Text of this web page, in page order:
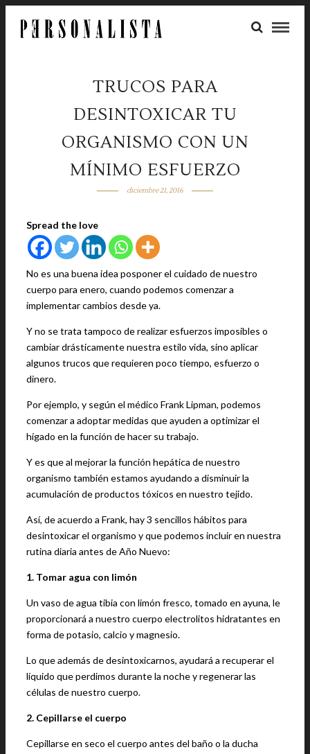
TRUCOS PARA
DESINTOXICAR TU
ORGANISMO CON UN
MÍNIMO ESFUERZO
diciembre 21, 2016
Spread the love
No es una buena idea posponer el cuidado de nuestro
cuerpo para enero, cuando podemos comenzar a
implementar cambios desde ya.
Y no se trata tampoco de realizar esfuerzos imposibles o
cambiar drásticamente nuestra estilo vida, sino aplicar
algunos trucos que requieren poco tiempo, esfuerzo o
dinero.
Por ejemplo, y según el médico Frank Lipman, podemos
comenzar a adoptar medidas que ayuden a optimizar el
hígado en la función de hacer su trabajo.
Y es que al mejorar la función hepática de nuestro
organismo también estamos ayudando a disminuir la
acumulación de productos tóxicos en nuestro tejido.
Así, de acuerdo a Frank, hay 3 sencillos hábitos para
desintoxicar el organismo y que podemos incluir en nuestra
rutina diaria antes de Año Nuevo:
1. Tomar agua con limón
Un vaso de agua tibia con limón fresco, tomado en ayuna, le
proporcionará a nuestro cuerpo electrolitos hidratantes en
forma de potasio, calcio y magnesio.
Lo que además de desintoxicarnos, ayudará a recuperar el
líquido que perdimos durante la noche y regenerar las
células de nuestro cuerpo.
2. Cepillarse el cuerpo
Cepillarse en seco el cuerpo antes del baño o la ducha